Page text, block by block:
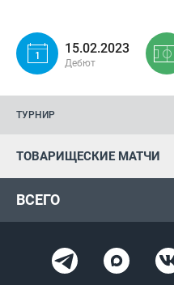
15.02.2023
Дебют
ТУРНИР
ТОВАРИЩЕСКИЕ МАТЧИ
ВСЕГО